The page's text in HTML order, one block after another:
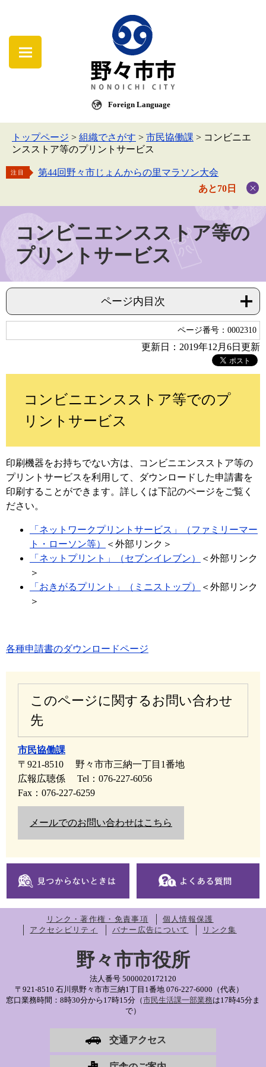
Foreign Language
トップページ > 組織でさがす > 市民協働課 > コンビニエ
ンスストア等のプリントサービス
注目
第44回野々市じょんからの里マラソン大会
あと70日
コンビニエンスストア等の
プリントサービス
ページ内目次
ページ番号：0002310
更新日：2019年12月6日更新
コンビニエンスストア等でのプ
リントサービス
印刷機器をお持ちでない方は、コンビニエンスストア等の
プリントサービスを利用して、ダウンロードした申請書を
印刷することができます。詳しくは下記のページをご覧く
ださい。
「ネットワークプリントサービス」（ファミリーマー
ト・ローソン等）
＜外部リンク＞
「ネットプリント」（セブンイレブン）
＜外部リンク
＞
「おきがるプリント」（ミニストップ）
＜外部リンク
＞
各種申請書のダウンロードページ
このページに関するお問い合わせ
先
市民協働課
〒921-8510
野々市市三納一丁目1番地
広報広聴係
Tel：076-227-6056
Fax：076-227-6259
メールでのお問い合わせはこちら
リンク・著作権・免責事項
個人情報保護
アクセシビリティ
バナー広告について リンク集
野々市市役所
法人番号 5000020172120
〒921-8510 石川県野々市市三納1丁目1番地 076-227-6000（代表）
窓口業務時間：8時30分から17時15分（市民生活課一部業務は17時45分ま
で）
交通アクセス